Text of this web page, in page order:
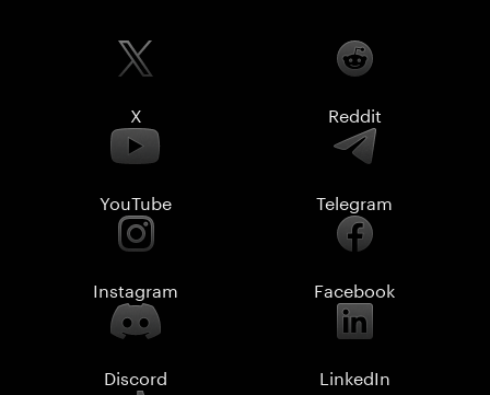
X Reddit
YouTube Telegram
Instagram Facebook
Discord LinkedIn